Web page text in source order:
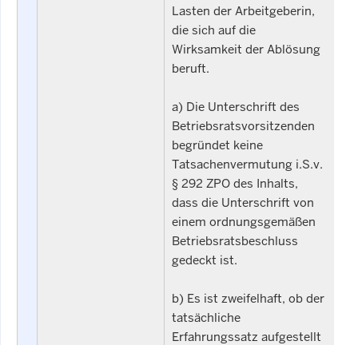
Lasten der Arbeitgeberin,
die sich auf die
Wirksamkeit der Ablösung
beruft.
a) Die Unterschrift des
Betriebsratsvorsitzenden
begründet keine
Tatsachenvermutung i.S.v.
§ 292 ZPO des Inhalts,
dass die Unterschrift von
einem ordnungsgemäßen
Betriebsratsbeschluss
gedeckt ist.
b) Es ist zweifelhaft, ob der
tatsächliche
Erfahrungssatz aufgestellt